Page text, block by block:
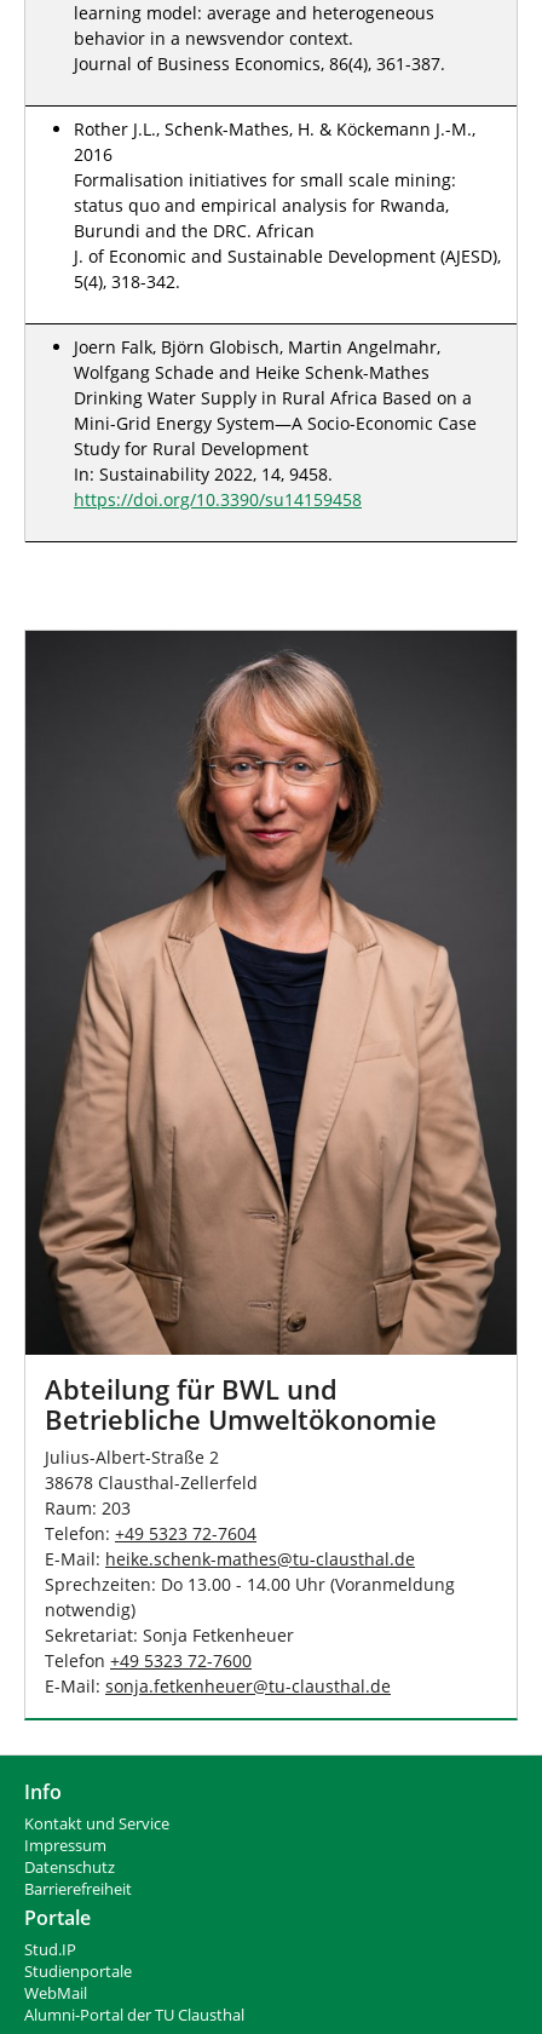
learning model: average and heterogeneous
behavior in a newsvendor context.
Journal of Business Economics, 86(4), 361-387.
Rother J.L., Schenk-Mathes, H. & Köckemann J.-M.,
2016
Formalisation initiatives for small scale mining:
status quo and empirical analysis for Rwanda,
Burundi and the DRC. African
J. of Economic and Sustainable Development (AJESD),
5(4), 318-342.
Joern Falk, Björn Globisch, Martin Angelmahr,
Wolfgang Schade and Heike Schenk-Mathes
Drinking Water Supply in Rural Africa Based on a
Mini-Grid Energy System—A Socio-Economic Case
Study for Rural Development
In: Sustainability 2022, 14, 9458.
https://doi.org/10.3390/su14159458
Abteilung für BWL und
Betriebliche Umweltökonomie
Julius-Albert-Straße 2
38678 Clausthal-Zellerfeld
Raum: 203
Telefon: +49 5323 72-7604
E-Mail: heike.schenk-mathes@tu-clausthal.de
Sprechzeiten: Do 13.00 - 14.00 Uhr (Voranmeldung
notwendig)
Sekretariat: Sonja Fetkenheuer
Telefon +49 5323 72-7600
E-Mail: sonja.fetkenheuer@tu-clausthal.de
Info
Kontakt und Service
Impressum
Datenschutz
Barrierefreiheit
Portale
Stud.IP
Studienportale
WebMail
Alumni-Portal der TU Clausthal